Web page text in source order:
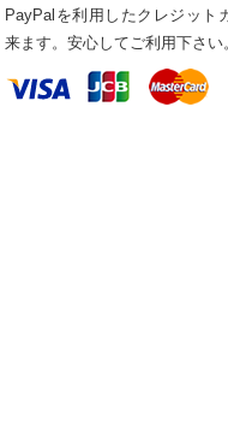
PayPalを利用したクレジット
来ます。安心してご利用下さい